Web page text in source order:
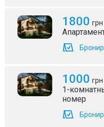
1800 грн
1000 грн
1-
номер